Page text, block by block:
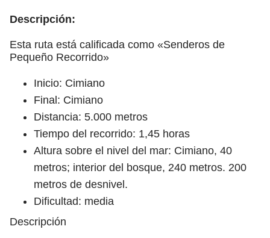
Descripción:
Esta ruta está calificada como «Senderos de
Pequeño Recorrido»
Inicio: Cimiano
Final: Cimiano
Distancia: 5.000 metros
Tiempo del recorrido: 1,45 horas
Altura sobre el nivel del mar: Cimiano, 40
metros; interior del bosque, 240 metros. 200
metros de desnivel.
Dificultad: media
Descripción